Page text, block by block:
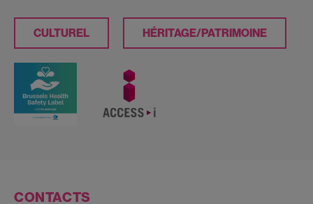
CULTUREL HÉRITAGE/PATRIMOINE
CONTACTS